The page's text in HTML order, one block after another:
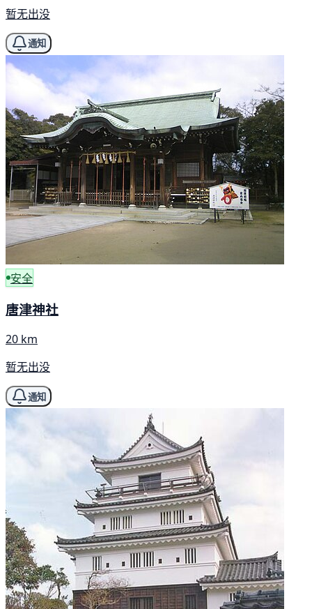
暂无出没
通知
安全
唐津神社
20 km
暂无出没
通知